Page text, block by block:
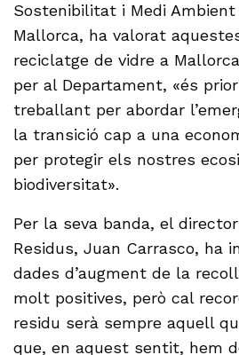
Sostenibilitat i Medi
Mallorca, ha valorat
reciclatge de vidre a
per al Departament, «és
treballant per abordar
la transició cap a una
per protegir els nostres
biodiversitat».
Per la seva banda, el
Residus, Juan Carrasco, ha
dades d’augment de la
molt positives, però cal
residu serà sempre aquell
que, en aquest sentit, hem